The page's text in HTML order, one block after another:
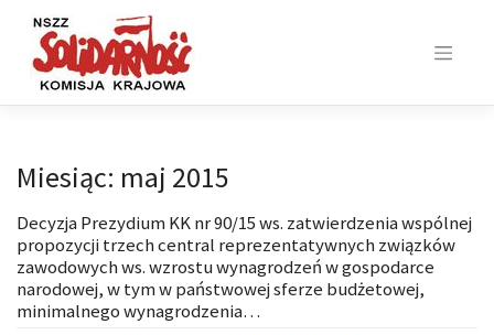
content
Miesiąc: maj 2015
Decyzja Prezydium KK nr 90/15 ws. zatwierdzenia wspólnej
propozycji trzech central reprezentatywnych związków
zawodowych ws. wzrostu wynagrodzeń w gospodarce
narodowej, w tym w państwowej sferze budżetowej,
minimalnego wynagrodzenia…